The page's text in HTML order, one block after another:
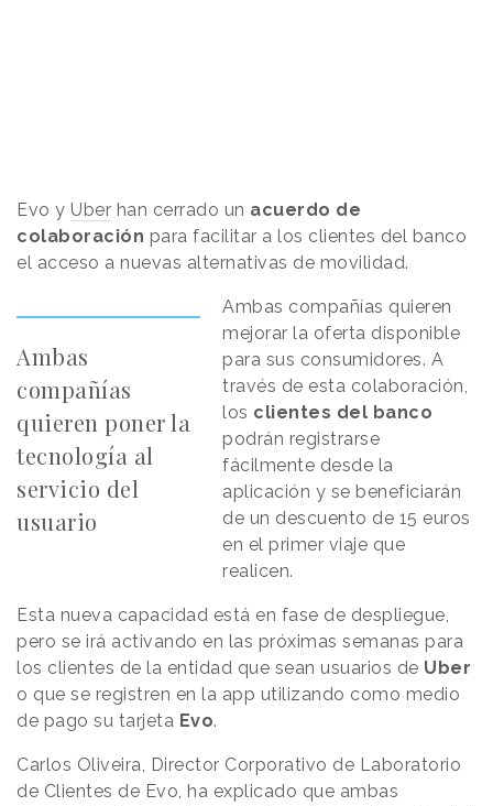
Evo y Uber han cerrado un acuerdo de
colaboración para facilitar a los clientes del banco
el acceso a nuevas alternativas de movilidad.
Ambas
compañías
quieren poner la
tecnología al
servicio del
usuario
Ambas compañías quieren
mejorar la oferta disponible
para sus consumidores. A
través de esta colaboración,
los clientes del banco
podrán registrarse
fácilmente desde la
aplicación y se beneficiarán
de un descuento de 15 euros
en el primer viaje que
realicen.
Esta nueva capacidad está en fase de despliegue,
pero se irá activando en las próximas semanas para
los clientes de la entidad que sean usuarios de Uber
o que se registren en la app utilizando como medio
de pago su tarjeta Evo.
Carlos Oliveira, Director Corporativo de Laboratorio
de Clientes de Evo, ha explicado que ambas